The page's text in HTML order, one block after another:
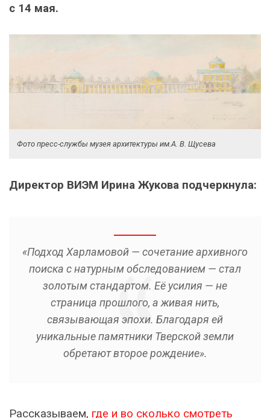
с 14 мая.
Фото пресс-службы музея архитектуры им.А. В. Щусева
Директор ВИЭМ Ирина Жукова подчеркнула:
«Подход Харламовой — сочетание архивного
поиска с натурным обследованием — стал
золотым стандартом. Её усилия — не
страница прошлого, а живая нить,
связывающая эпохи. Благодаря ей
уникальные памятники Тверской земли
обретают второе рождение».
Рассказываем, где и во сколько смотреть